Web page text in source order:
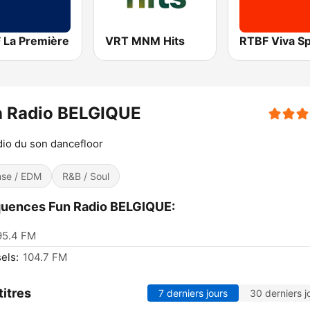
La Première VRT MNM Hits RTBF Viva
Radio BELGIQUE
du son dancefloor
/ EDM R&B / Soul
Fun Radio BELGIQUE:
FM
104.7 FM
7 derniers jours 30 derniers